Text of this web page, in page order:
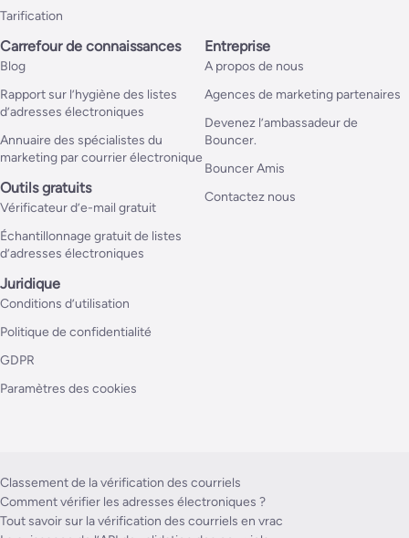
Tarification
Carrefour de connaissances
Blog
Rapport sur l’hygiène des listes
d’adresses électroniques
Annuaire des spécialistes du
marketing par courrier électronique
Outils gratuits
Vérificateur d’e-mail gratuit
Échantillonnage gratuit de listes
d’adresses électroniques
Entreprise
A propos de nous
Agences de marketing partenaires
Devenez l’ambassadeur de
Bouncer.
Bouncer Amis
Contactez nous
Juridique
Conditions d’utilisation
Politique de confidentialité
GDPR
Paramètres des cookies
Classement de la vérification des courriels
Comment vérifier les adresses électroniques ?
Tout savoir sur la vérification des courriels en vrac